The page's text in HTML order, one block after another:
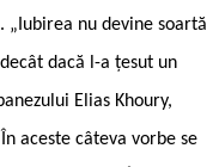
nu devine soartă
dacă l-a țesut un
Elias Khoury,
aceste câteva vorbe se